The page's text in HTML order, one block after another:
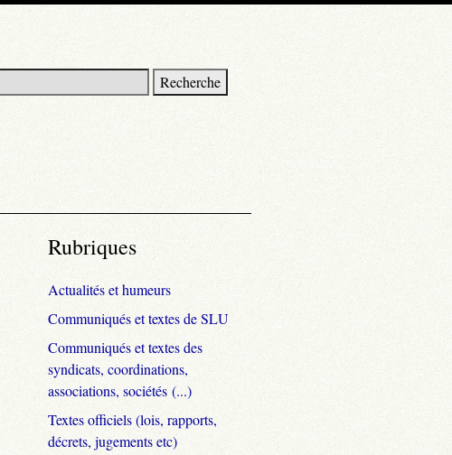
Rubriques
Actualités et humeurs
Communiqués et textes de SLU
Communiqués et textes des
syndicats, coordinations,
associations, sociétés (...)
Textes officiels (lois, rapports,
décrets, jugements etc)